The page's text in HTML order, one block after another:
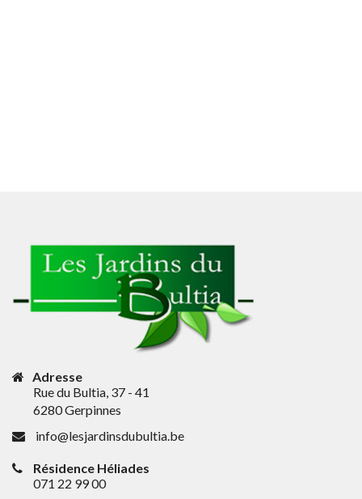
Adresse
Rue du Bultia, 37 - 41
6280 Gerpinnes
info@lesjardinsdubultia.be
Résidence Héliades
071 22 99 00